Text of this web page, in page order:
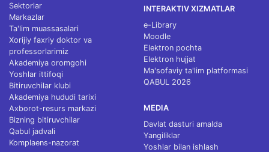
Sektorlar
Markazlar
Ta'lim muassasalari
Xorijiy faxriy doktor va
professorlarimiz
Akademiya oromgohi
Yoshlar ittifoqi
Bitiruvchilar klubi
Akademiya hududi tarixi
Axborot-resurs markazi
Bizning bitiruvchilar
Qabul jadvali
Komplaens-nazorat
INTERAKTIV XIZMATLAR
e-Library
Moodle
Elektron pochta
Elektron hujjat
Ma'sofaviy ta'lim platformasi
QABUL 2026
MEDIA
Davlat dasturi amalda
Yangiliklar
Yoshlar bilan ishlash